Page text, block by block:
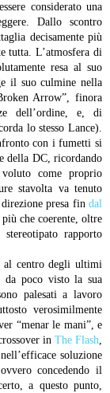
considerato una
Dallo scontro
decisamente più
tutta. L’atmosfera di
resa al suo
il suo culmine nella
Arrow”, finora
dell’ordine, e, di
lo stesso Lance).
con i fumetti si
della DC, ricordando
come proprio
stavolta va tenuto
presa fin dal
che coerente, oltre
rapporto
al centro degli ultimi
da poco visto la sua
palesati a lavoro
verosimilmente
“menar le mani”, e
in The Flash,
soluzione
concedendo il
a questo punto,